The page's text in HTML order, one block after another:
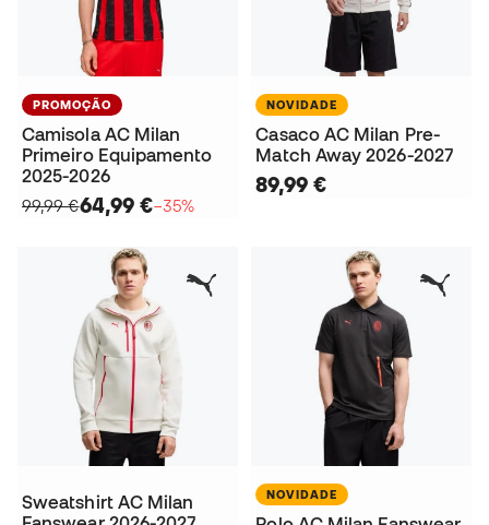
PROMOÇÃO
Camisola AC Milan
Primeiro Equipamento
2025-2026
99,99 €64,99 €−35%
NOVIDADE
Casaco AC Milan Pre-
Match Away 2026-2027
89,99 €
Sweatshirt AC Milan
NOVIDADE